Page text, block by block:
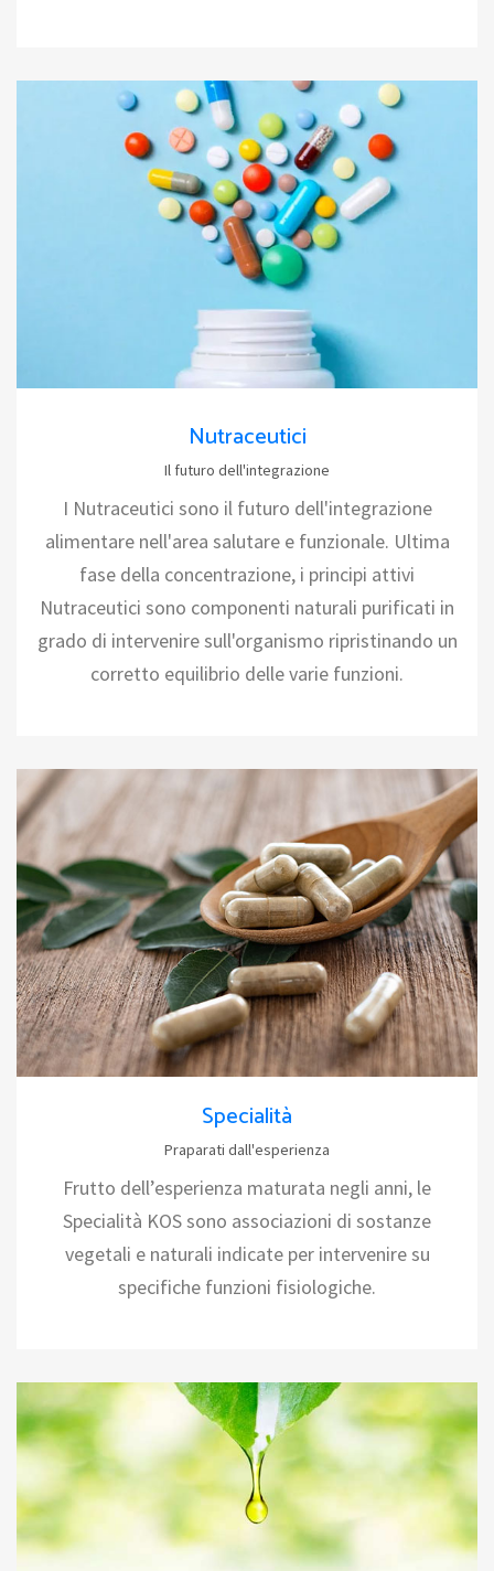
Nutraceutici
Il futuro dell'integrazione
I Nutraceutici sono il futuro dell'integrazione
alimentare nell'area salutare e funzionale. Ultima
fase della concentrazione, i principi attivi
Nutraceutici sono componenti naturali purificati in
grado di intervenire sull'organismo ripristinando un
corretto equilibrio delle varie funzioni.
Specialità
Praparati dall'esperienza
Frutto dell’esperienza maturata negli anni, le
Specialità KOS sono associazioni di sostanze
vegetali e naturali indicate per intervenire su
specifiche funzioni fisiologiche.